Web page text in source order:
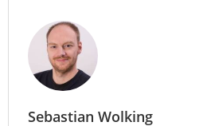
Sebastian Wolking